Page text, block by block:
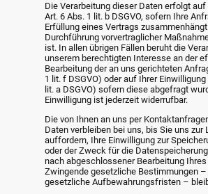
Die Verarbeitung dieser Daten erfolgt auf
Art. 6 Abs. 1 lit. b DSGVO, sofern Ihre
Erfüllung eines Vertrags
Durchführung vorvertraglicher
ist. In allen übrigen Fällen beruht die
unserem berechtigten Interesse an der
Bearbeitung der an uns gerichteten
1 lit. f DSGVO) oder auf Ihrer Einwilligung
lit. a DSGVO) sofern diese abgefragt
Einwilligung ist jederzeit widerrufbar.
Die von Ihnen an uns per
Daten verbleiben bei uns, bis Sie uns zur
auffordern, Ihre Einwilligung zur
oder der Zweck für die
nach abgeschlossener Bearbeitung
Zwingende gesetzliche Bestimmungen
gesetzliche Aufbewahrungsfristen –